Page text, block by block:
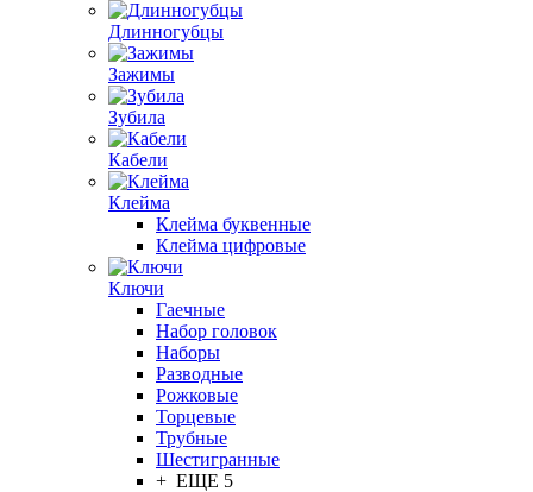
Длинногубцы
Зажимы
Зубила
Кабели
Клейма
Клейма буквенные
Клейма цифровые
Ключи
Гаечные
Набор головок
Наборы
Разводные
Рожковые
Торцевые
Трубные
Шестигранные
+ ЕЩЕ 5